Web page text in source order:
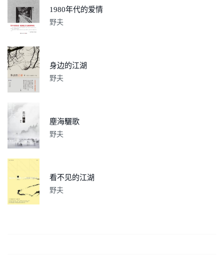
1980年代的爱情
野夫
身边的江湖
野夫
塵海驪歌
野夫
看不见的江湖
野夫